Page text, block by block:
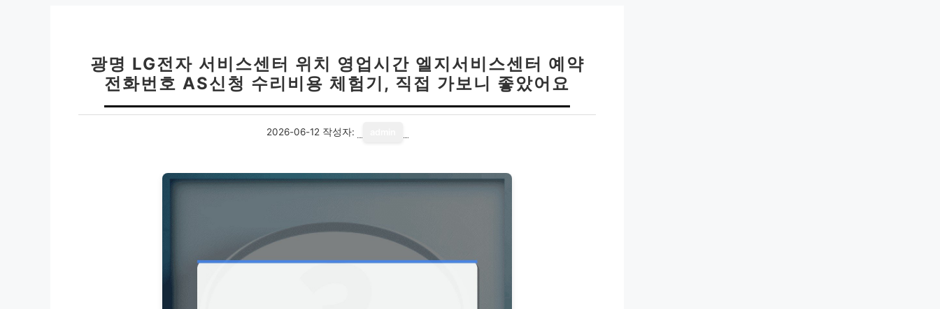
광명 LG전자 서비스센터 위치 영업시간 엘지서비스센터 예약
전화번호 AS신청 수리비용 체험기, 직접 가보니 좋았어요
2026-06-12 작성자: